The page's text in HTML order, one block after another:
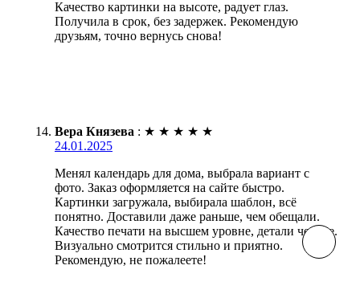
Качество картинки на высоте, радует глаз.
Получила в срок, без задержек. Рекомендую
друзьям, точно вернусь снова!
Вера Князева : ★ ★ ★ ★ ★
24.01.2025
Менял календарь для дома, выбрала вариант с
фото. Заказ оформляется на сайте быстро.
Картинки загружала, выбирала шаблон, всё
понятно. Доставили даже раньше, чем обещали.
Качество печати на высшем уровне, детали четкие.
Визуально смотрится стильно и приятно.
Рекомендую, не пожалеете!